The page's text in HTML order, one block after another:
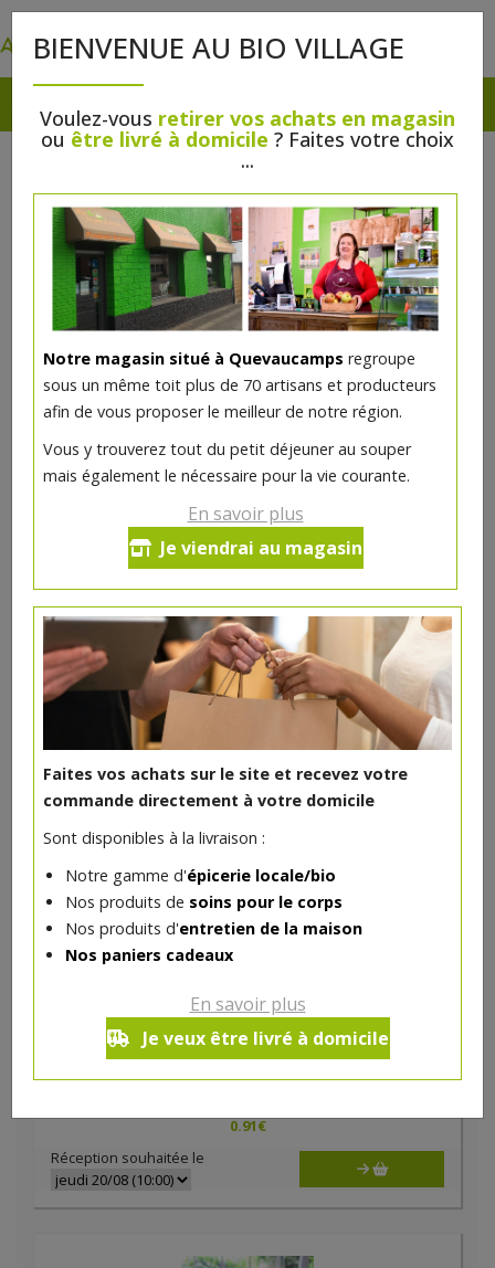
BIENVENUE AU BIO VILLAGE
Voulez-vous retirer vos achats en magasin
ou être livré à domicile ? Faites votre choix
...
Notre magasin situé à Quevaucamps regroupe
sous un même toit plus de 70 artisans et producteurs
afin de vous proposer le meilleur de notre région.
Vous y trouverez tout du petit déjeuner au souper
mais également le nécessaire pour la vie courante.
En savoir plus
Je viendrai au magasin
Faites vos achats sur le site et recevez votre
commande directement à votre domicile
Sont disponibles à la livraison :
Notre gamme d'épicerie locale/bio
Nos produits de soins pour le corps
Nos produits d'entretien de la maison
Nos paniers cadeaux
En savoir plus
Je veux être livré à domicile
YAOURTS
Crèmerie>Yaourts>Au lait de vache
Yaourt écrémé abricot Ferme Vandelannoitte
FERME VANDELANNOITTE 0.91€/pc
- 1 pc +
0.91
Réception souhaitée le
Yaourt écrémé ananas Ferme Vandelannoitte
FERME VANDELANNOITTE 0.91€/pc
0.91€
Réception souhaitée le